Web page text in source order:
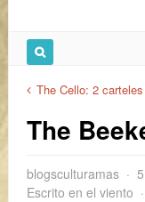
The Cello: 2 carteles
The
blogsculturamas
Escrito en el viento